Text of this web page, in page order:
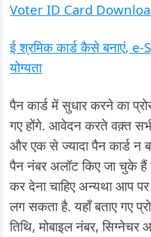
Voter ID Card
ई श्रमिक कार्ड कैसे बनाएं,
योग्यता
पैन कार्ड में सुधार करने का
गए होंगे. आवेदन करते वक़्त
और एक से ज्यादा पैन कार्ड न
पैन नंबर अलॉट किए जा चुके
कर देना चाहिए अन्यथा आप
लग सकता है. यहाँ बताए गए
तिथि, मोबाइल नंबर,